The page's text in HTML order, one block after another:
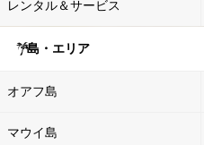
レンタル＆サービス
島・エリア
オアフ島
マウイ島